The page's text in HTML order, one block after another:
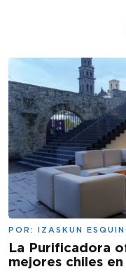
POR: IZASKUN
La Purificadora
mejores chiles